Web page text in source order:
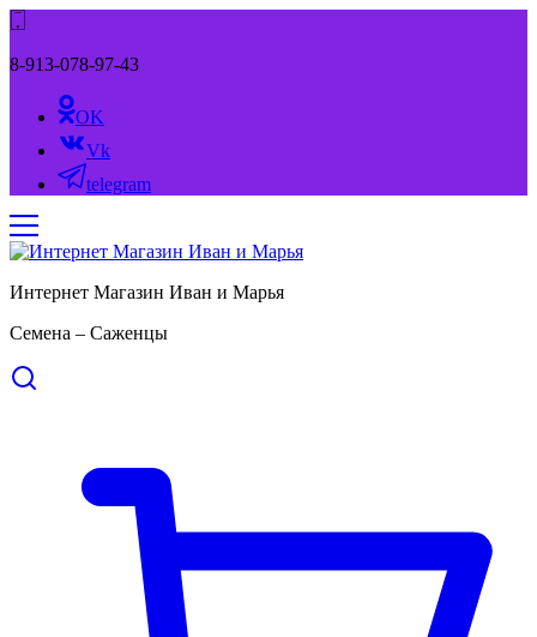
8-913-078-97-43
OK
Vk
telegram
Интернет Магазин Иван и Марья
Семена – Саженцы